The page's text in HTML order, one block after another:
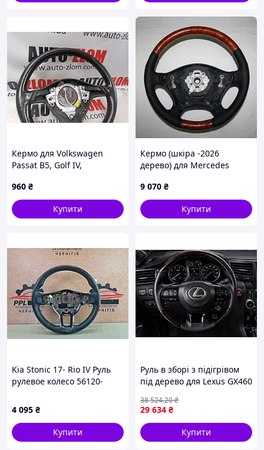
Кермо для Volkswagen
Passat B5, Golf IV,
960 ₴
Купити
Кермо (шкіра -2026
дерево) для Mercedes
9 070 ₴
Купити
Kia Stonic 17- Rio IV Руль
рулевое колесо 56120-
4 095 ₴
Купити
Руль в зборі з підігрівом
під дерево для Lexus GX460
аксесуар для авто.
29 634 ₴
38 524.20₴
Купити